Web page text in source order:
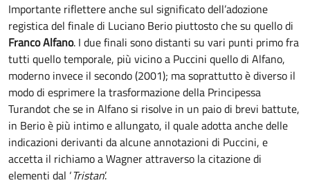
Importante riflettere anche sul significato dell’adozione
registica del finale di Luciano Berio piuttosto che su quello di
Franco Alfano. I due finali sono distanti su vari punti primo fra
tutti quello temporale, più vicino a Puccini quello di Alfano,
moderno invece il secondo (2001); ma soprattutto è diverso il
modo di esprimere la trasformazione della Principessa
Turandot che se in Alfano si risolve in un paio di brevi battute,
in Berio è più intimo e allungato, il quale adotta anche delle
indicazioni derivanti da alcune annotazioni di Puccini, e
accetta il richiamo a Wagner attraverso la citazione di
elementi dal ‘Tristan’.